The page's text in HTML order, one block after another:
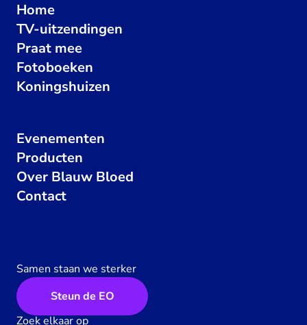
Home
TV-uitzendingen
Praat mee
Fotoboeken
Koningshuizen
Evenementen
Producten
Over Blauw Bloed
Contact
Samen staan we sterker
Steun de EO
Zoek elkaar op